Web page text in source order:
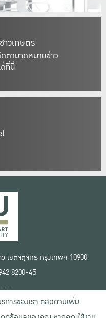
วเกษตร
ตามจดหมายข่าว
ที่นี่
เขตจตุจักร กรุงเทพฯ 10900
8200-45
ว็บไซต์
ช้งาน
ส่วนตัว
การของเรา ตลอดจนเพิ่ม